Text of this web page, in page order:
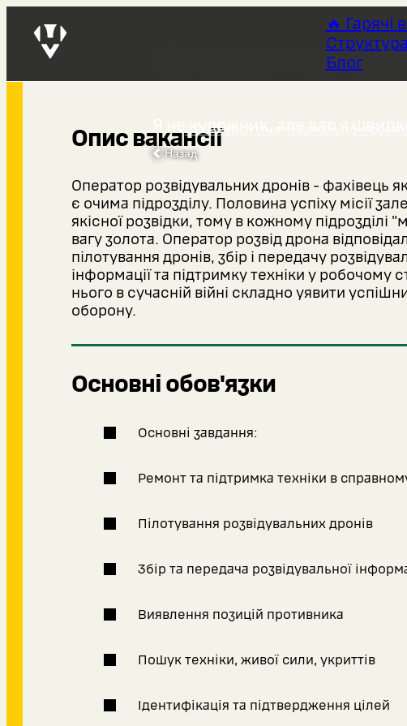
🔥 Гарячі
Блог
ССО Рекрутинг
Назад
Оператор
Я не художник, але вас я
Опис вакансії
Оператор розвідувальних дронів - фахівець
є очима підрозділу. Половина успіху місії
якісної розвідки, тому в кожному підрозділі
вагу золота. Оператор розвід дрона
пілотування дронів, збір і передачу
інформації та підтримку техніки у робочому
нього в сучасній війні складно уявити
оборону.
Основні обов'язки
Основні завдання:
Ремонт та підтримка техніки в
Пілотування розвідувальних дронів
Збір та передача розвідувальної
Виявлення позицій противника
Пошук техніки, живої сили, укриттів
Ідентифікація та підтвердження цілей